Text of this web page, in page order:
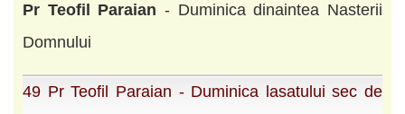
Pr Teofil Paraian - Duminica dinaintea Nasterii
Domnului
49 Pr Teofil Paraian - Duminica lasatului sec de